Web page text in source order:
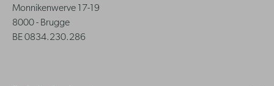
Monnikenwerve 17-19
8000 - Brugge
BE 0834.230.286